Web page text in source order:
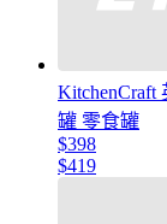
KitchenCraft
罐 零食罐
$398
$419